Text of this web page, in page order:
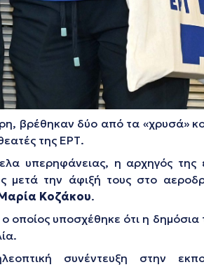
βρέθηκαν δύο από τα «χρυσά»
της ΕΡΤ.
υπερηφάνειας, η αρχηγός της
μετά την άφιξή τους στο
Κοζάκου.
ο οποίος υποσχέθηκε ότι η
συνέντευξη στην